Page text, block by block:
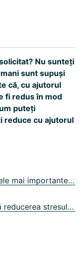
Nu sunteți
sunt supuși
că, cu ajutorul
fi redus în mod
puteți
reduce cu ajutorul
01 Cum se recunoaște stresul? Cele mai importante semne
02 De ce este atât de importantă reducerea stresului?